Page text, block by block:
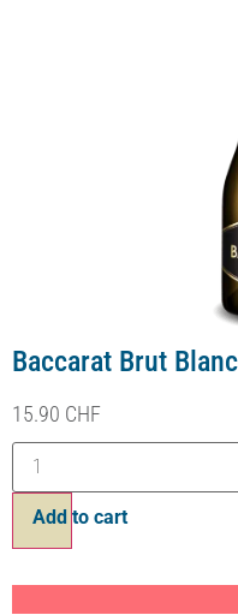
Baccarat Brut Rosé
15.90CHF 12.70
Bouteille 75cl
Ajouter au panier